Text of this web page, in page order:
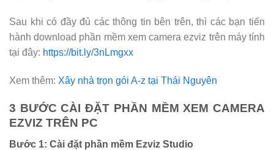
Sau khi có đầy đủ các thông tin bên trên, thì các bạn tiến
hành download phần mềm xem camera ezviz trên máy tính
tại đây: https://bit.ly/3nLmgxx
Xem thêm: Xây nhà trọn gói A-z tại Thái Nguyên
3 BƯỚC CÀI ĐẶT PHẦN MỀM XEM CAMERA
EZVIZ TRÊN PC
Bước 1: Cài đặt phần mềm Ezviz Studio